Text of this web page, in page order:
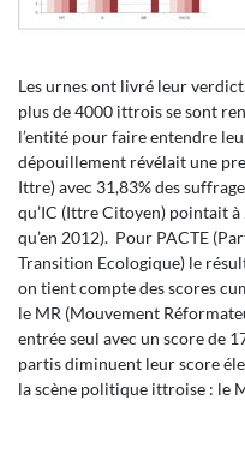
Les urnes ont livré leur
plus de 4000 ittrois se sont
l’entité pour faire entendre
dépouillement révélait une
Ittre) avec 31,83% des
qu’IC (Ittre Citoyen) pointait à
qu’en 2012). Pour PACTE
Transition Ecologique) le
on tient compte des scores
le MR (Mouvement
entrée seul avec un score de
partis diminuent leur score
la scène politique ittroise : le